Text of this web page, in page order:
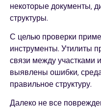
некоторые документы,
структуры.
С целью проверки
инструменты. Утилиты
связи между участками
выявлены ошибки,
правильное структуру.
Далеко не все